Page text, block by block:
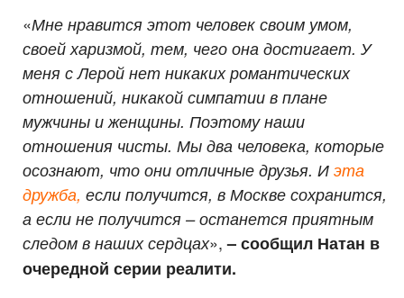
«Мне нравится этот человек своим умом,
своей харизмой, тем, чего она достигает. У
меня с Лерой нет никаких романтических
отношений, никакой симпатии в плане
мужчины и женщины. Поэтому наши
отношения чисты. Мы два человека, которые
осознают, что они отличные друзья. И эта
дружба, если получится, в Москве сохранится,
а если не получится – останется приятным
следом в наших сердцах»,– сообщил Натан в
очередной серии реалити.